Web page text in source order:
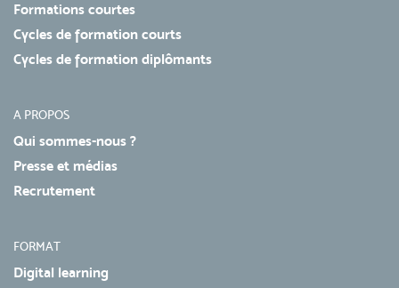
Formations courtes
Cycles de formation courts
Cycles de formation diplômants
A PROPOS
Qui sommes-nous ?
Presse et médias
Recrutement
FORMAT
Digital learning